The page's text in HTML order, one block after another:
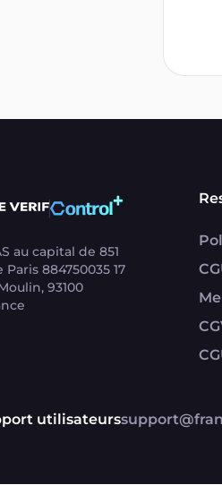
au capital de 851
Paris 884750035 17
93100
utilisateurs